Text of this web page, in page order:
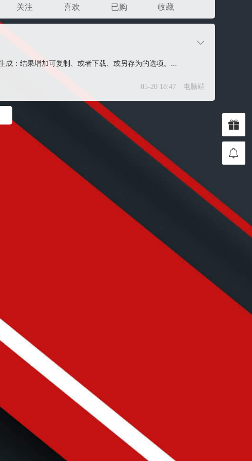
关注 喜欢 已购 收藏
成：结果增加可复制、或者下载、或另存为的选项。...
05-20 18:47 电脑端